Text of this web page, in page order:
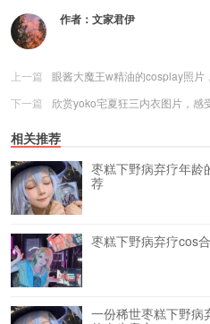
作者： 文家君伊
上一篇
眼酱大魔王w精油的cosplay照片
下一篇
欣赏yoko宅夏狂三内衣图片，感
相关推荐
枣糕下野病弃疗年龄
荐
枣糕下野病弃疗cos
一份稀世枣糕下野病